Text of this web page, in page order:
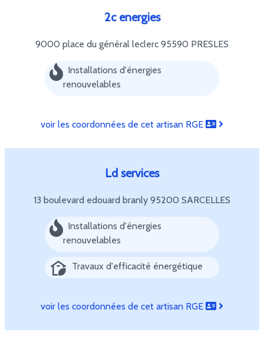
2c energies
9000 place du général leclerc 95590 PRESLES
Installations d'énergies
renouvelables
voir les coordonnées de cet artisan RGE
Ld services
13 boulevard edouard branly 95200 SARCELLES
Installations d'énergies
renouvelables
Travaux d'efficacité énergétique
voir les coordonnées de cet artisan RGE